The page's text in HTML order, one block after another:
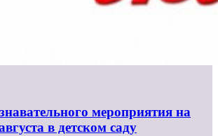
мероприятия на
в детском саду